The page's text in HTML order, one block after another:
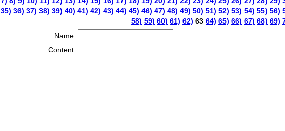
35) 36) 37) 38) 39) 40) 41) 42) 43) 44) 45) 46) 47) 48) 49) 50) 51) 52) 53) 54) 55) 56)
58) 59) 60) 61) 62) 63 64) 65) 66) 67) 68) 69)
Name:
Content: